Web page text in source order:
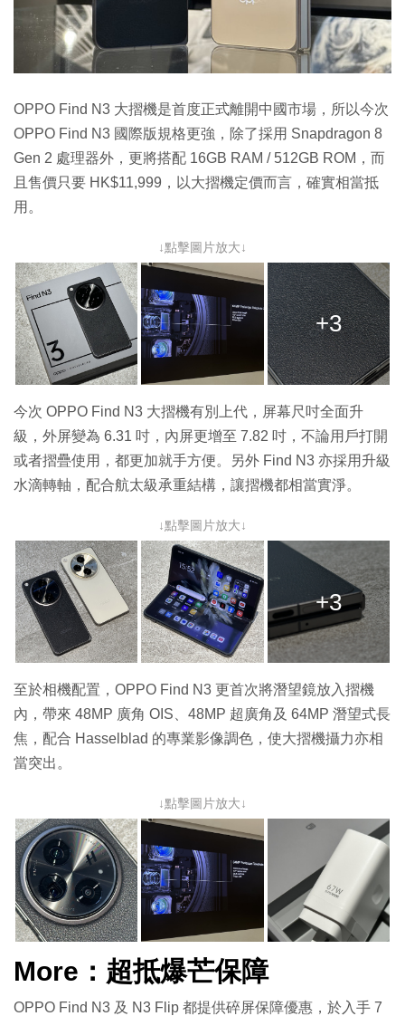
OPPO Find N3 大摺機是首度正式離開中國市場，所以今次
OPPO Find N3 國際版規格更強，除了採用 Snapdragon 8
Gen 2 處理器外，更將搭配 16GB RAM / 512GB ROM，而
且售價只要 HK$11,999，以大摺機定價而言，確實相當抵
用。
↓點擊圖片放大↓
+3
今次 OPPO Find N3 大摺機有別上代，屏幕尺吋全面升
級，外屏變為 6.31 吋，內屏更增至 7.82 吋，不論用戶打開
或者摺疊使用，都更加就手方便。另外 Find N3 亦採用升級
水滴轉軸，配合航太級承重結構，讓摺機都相當實淨。
↓點擊圖片放大↓
+3
至於相機配置，OPPO Find N3 更首次將潛望鏡放入摺機
內，帶來 48MP 廣角 OIS、48MP 超廣角及 64MP 潛望式長
焦，配合 Hasselblad 的專業影像調色，使大摺機攝力亦相
當突出。
↓點擊圖片放大↓
More：超抵爆芒保障
OPPO Find N3 及 N3 Flip 都提供碎屏保障優惠，於入手 7